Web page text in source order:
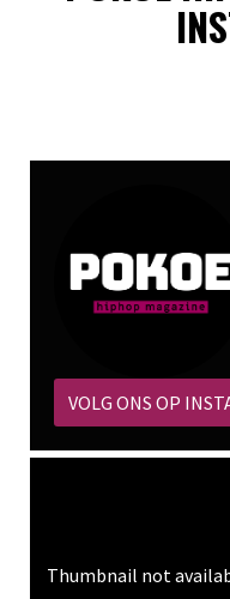
VOLG ONS OP
Thumbnail not